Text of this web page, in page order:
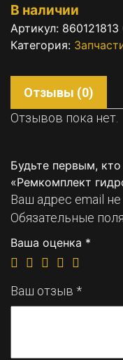
В наличии
Артикул: 860121813
Категория:
Отзывы (0)
Отзывов пока нет.
Будьте первым,
«Ремкомплект
Ваш адрес email
Обязательные
Ваша оценка *
Ваш отзыв *